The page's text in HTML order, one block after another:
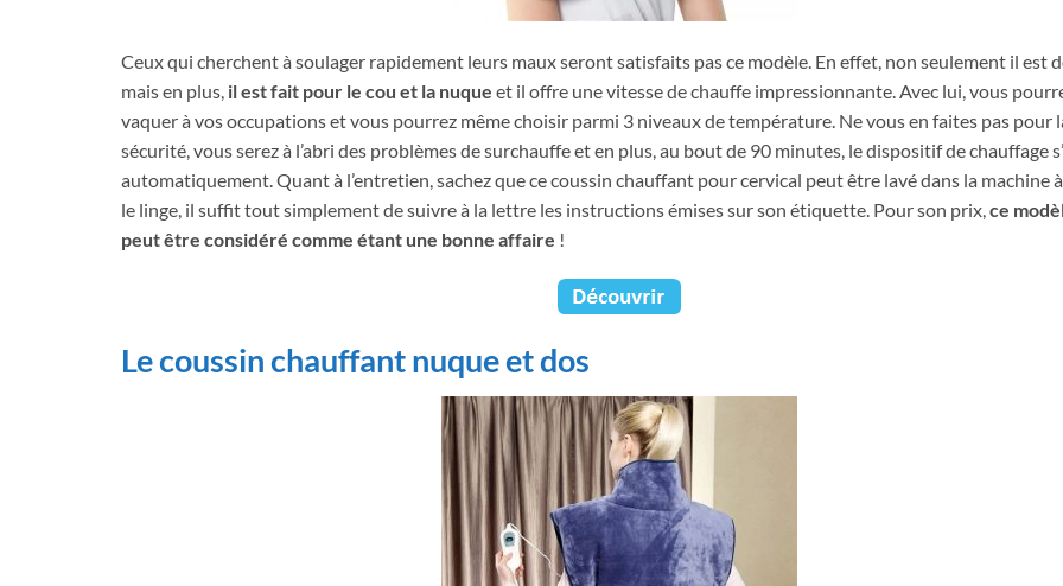
Ceux qui cherchent à soulager rapidement leurs maux seront satisfaits pas ce modèle. En effet, non seulement il est
mais en plus, il est fait pour le cou et la nuque et il offre une vitesse de chauffe impressionnante. Avec lui, vous
vaquer à vos occupations et vous pourrez même choisir parmi 3 niveaux de température. Ne vous en faites pas pour
sécurité, vous serez à l’abri des problèmes de surchauffe et en plus, au bout de 90 minutes, le dispositif de chauffage
automatiquement. Quant à l’entretien, sachez que ce coussin chauffant pour cervical peut être lavé dans la machine
le linge, il suffit tout simplement de suivre à la lettre les instructions émises sur son étiquette. Pour son prix,ce
peut être considéré comme étant une bonne affaire !
Le coussin chauffant nuque et dos